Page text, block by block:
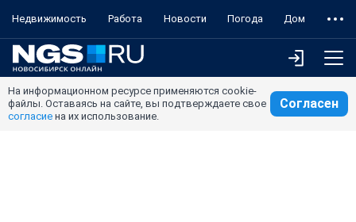
Недвижимость Работа Новости Погода Дом
На информационном ресурсе применяются cookie-
файлы. Оставаясь на сайте, вы подтверждаете свое
согласие на их использование.
Согласен